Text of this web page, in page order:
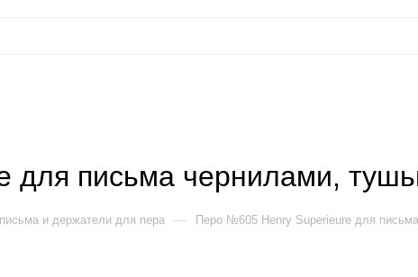
для письма чернилами,
и держатели для пера — Перо №605 Henry Superieure для